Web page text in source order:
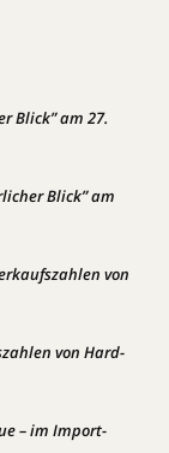
Blick” am 27.
Blick” am
von
von Hard-
– im Import-